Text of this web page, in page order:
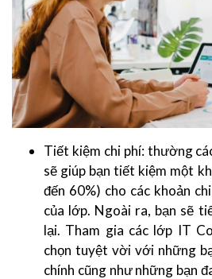
Tiết kiệm chi phí: thường
sẽ giúp bạn tiết kiệm một
đến 60%) cho các khoản
của lớp. Ngoài ra, bạn sẽ
lại. Tham gia các lớp IT
chọn tuyệt vời với những
chính cũng như những bạn